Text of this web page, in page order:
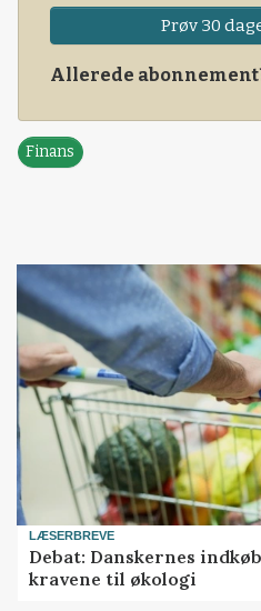
Prøv 30
Allerede
Finans
LÆSERBREVE
Debat: Danskernes
kravene til økologi